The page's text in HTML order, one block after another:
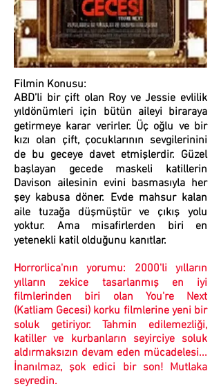
Filmin Konusu:
ABD’li bir çift olan Roy ve Jessie evlilik
yıldönümleri için bütün aileyi biraraya
getirmeye karar verirler. Üç oğlu ve bir
kızı olan çift, çocuklarının sevgilerinini
de bu geceye davet etmişlerdir. Güzel
başlayan gecede maskeli katillerin
Davison ailesinin evini basmasıyla her
şey kabusa döner. Evde mahsur kalan
aile tuzağa düşmüştür ve çıkış yolu
yoktur. Ama misafirlerden biri en
yetenekli katil olduğunu kanıtlar.
Horrorlica'nın yorumu: 2000'li yılların
yılların zekice tasarlanmış en iyi
filmlerinden biri olan You're Next
(Katliam Gecesi) korku filmlerine yeni bir
soluk getiriyor. Tahmin edilemezliği,
katiller ve kurbanların seyirciye soluk
aldırmaksızın devam eden mücadelesi...
İnanılmaz, şok edici bir son! Mutlaka
seyredin.